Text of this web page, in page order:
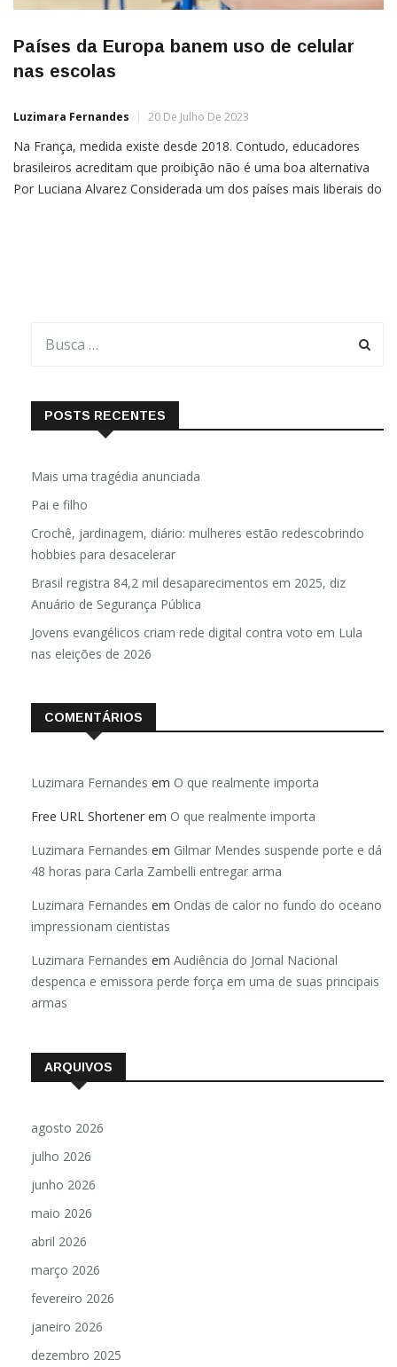
Países da Europa banem uso de celular
nas escolas
Luzimara Fernandes 20 De Julho De 2023
Na França, medida existe desde 2018. Contudo, educadores
brasileiros acreditam que proibição não é uma boa alternativa
Por Luciana Alvarez Considerada um dos países mais liberais do
POSTS RECENTES
Mais uma tragédia anunciada
Pai e filho
Crochê, jardinagem, diário: mulheres estão redescobrindo
hobbies para desacelerar
Brasil registra 84,2 mil desaparecimentos em 2025, diz
Anuário de Segurança Pública
Jovens evangélicos criam rede digital contra voto em Lula
nas eleições de 2026
COMENTÁRIOS
Luzimara Fernandes em O que realmente importa
Free URL Shortener em O que realmente importa
Luzimara Fernandes em Gilmar Mendes suspende porte e dá
48 horas para Carla Zambelli entregar arma
Luzimara Fernandes em Ondas de calor no fundo do oceano
impressionam cientistas
Luzimara Fernandes em Audiência do Jornal Nacional
despenca e emissora perde força em uma de suas principais
armas
ARQUIVOS
agosto 2026
julho 2026
junho 2026
maio 2026
abril 2026
março 2026
fevereiro 2026
janeiro 2026
dezembro 2025